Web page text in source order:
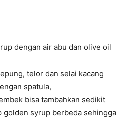
dengan air abu dan olive oil
telor dan selai kacang
spatula,
bisa tambahkan sedikit
golden syrup berbeda sehingga